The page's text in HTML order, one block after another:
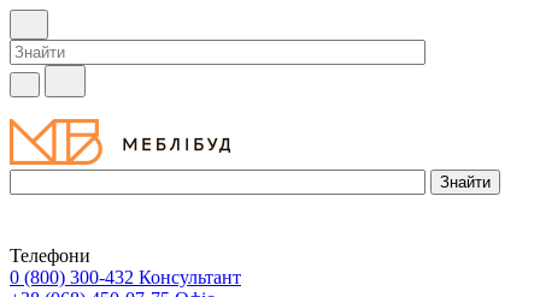
Телефони
0 (800) 300-432 Консультант